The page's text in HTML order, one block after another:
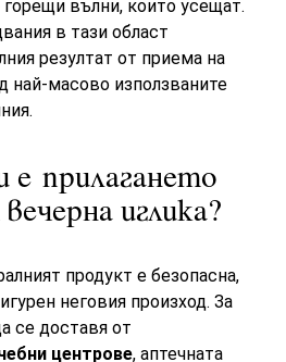
вълни, които усещат.
в тази област
резултат от приема на
най-масово използваните
е прилагането
иглика?
продукт е безопасна,
неговия произход. За
се доставя от
центрове, аптечната